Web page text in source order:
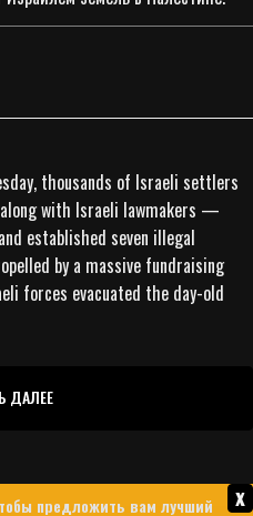
thousands of Israeli settlers
with Israeli lawmakers —
established seven illegal
by a massive fundraising
forces evacuated the day-old
ДАЛЕЕ
x
предложить вам лучший